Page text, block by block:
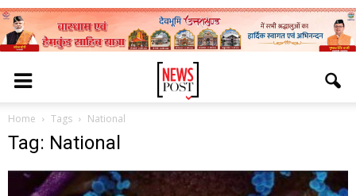
Home Tags National
Tag: National